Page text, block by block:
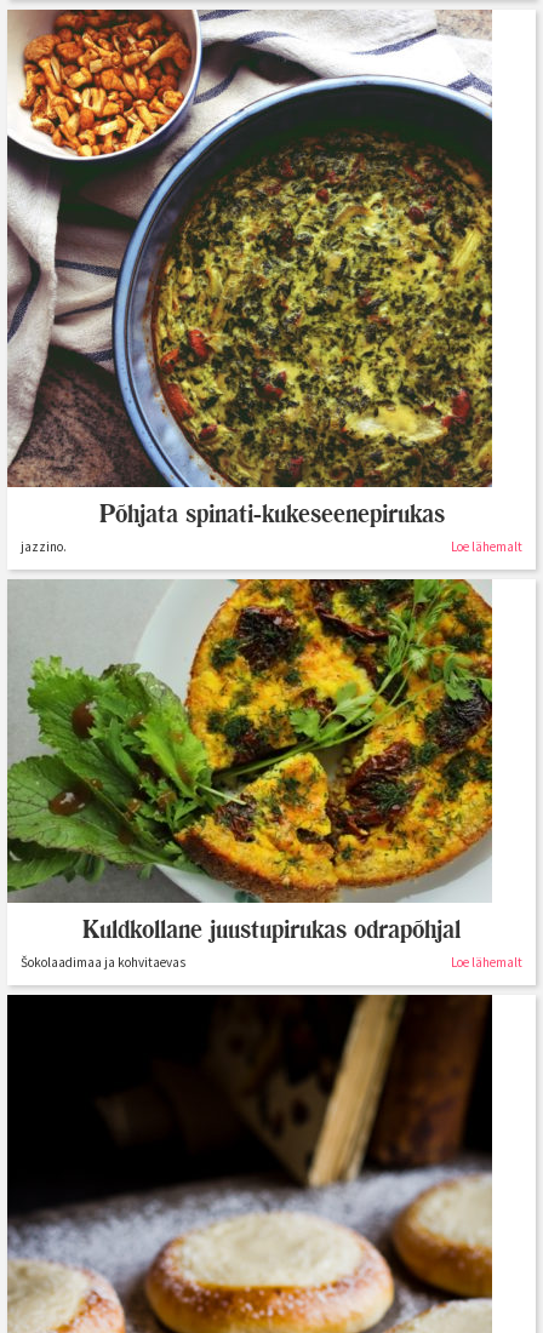
Põhjata spinati-kukeseenepirukas
jazzino. Loe lähemalt
Kuldkollane juustupirukas odrapõhjal
Šokolaadimaa ja kohvitaevas Loe lähemalt